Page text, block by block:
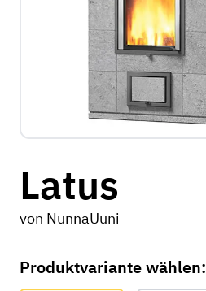
Latus
von NunnaUuni
Produktvariante wählen: